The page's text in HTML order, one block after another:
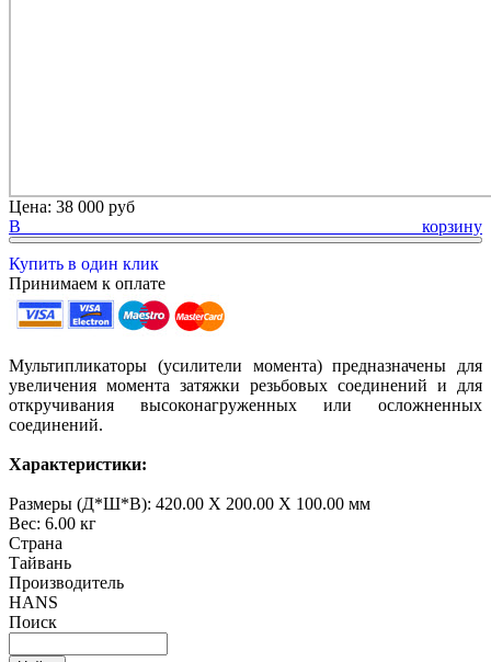
Цена: 38 000 руб
В корзину
Купить в один клик
Принимаем к оплате
Мультипликаторы (усилители момента) предназначены для
увеличения момента затяжки резьбовых соединений и для
откручивания высоконагруженных или осложненных
соединений.
Характеристики:
Размеры (Д*Ш*В): 420.00 X 200.00 X 100.00 мм
Вес: 6.00 кг
Страна
Тайвань
Производитель
HANS
Поиск